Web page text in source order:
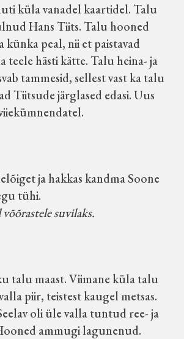
küla vanadel kaartidel. Talu
Hans Tiits. Talu hooned
künka peal, nii et paistavad
teele hästi kätte. Talu heina- ja
tammesid, sellest vast ka talu
Tiitsude järglased edasi. Uus
ja hakkas kandma Soone
tühi.
suvilaks.
talu maast. Viimane küla talu
piir, teistest kaugel metsas.
oli üle valla tuntud ree- ja
ammugi lagunenud.